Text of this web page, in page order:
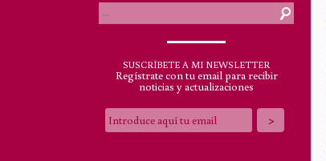
SUSCRÍBETE A MI NEWSLETTER
Regístrate con tu email para recibir
noticias y actualizaciones